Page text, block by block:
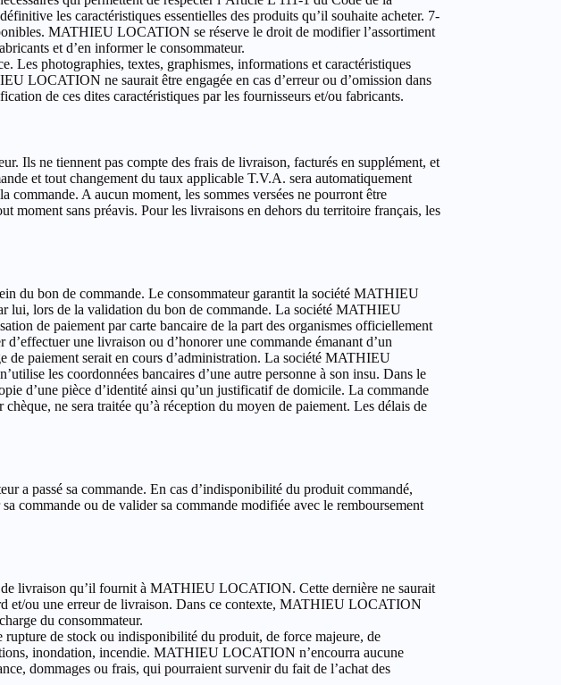
les caractéristiques essentielles des produits qu’il souhaite acheter. 7-
MATHIEU LOCATION se réserve le droit de modifier l’assortiment
et d’en informer le consommateur.
Les photographies, textes, graphismes, informations et caractéristiques
LOCATION ne saurait être engagée en cas d’erreur ou d’omission dans
de ces dites caractéristiques par les fournisseurs et/ou fabricants.
Ils ne tiennent pas compte des frais de livraison, facturés en supplément, et
et tout changement du taux applicable T.V.A. sera automatiquement
A aucun moment, les sommes versées ne pourront être
moment sans préavis. Pour les livraisons en dehors du territoire français, les
du bon de commande. Le consommateur garantit la société MATHIEU
lui, lors de la validation du bon de commande. La société MATHIEU
de paiement par carte bancaire de la part des organismes officiellement
une livraison ou d’honorer une commande émanant d’un
de paiement serait en cours d’administration. La société MATHIEU
les coordonnées bancaires d’une autre personne à son insu. Dans le
d’une pièce d’identité ainsi qu’un justificatif de domicile. La commande
ne sera traitée qu’à réception du moyen de paiement. Les délais de
a passé sa commande. En cas d’indisponibilité du produit commandé,
commande ou de valider sa commande modifiée avec le remboursement
de livraison qu’il fournit à MATHIEU LOCATION. Cette dernière ne saurait
et/ou une erreur de livraison. Dans ce contexte, MATHIEU LOCATION
du consommateur.
de stock ou indisponibilité du produit, de force majeure, de
inondation, incendie. MATHIEU LOCATION n’encourra aucune
dommages ou frais, qui pourraient survenir du fait de l’achat des